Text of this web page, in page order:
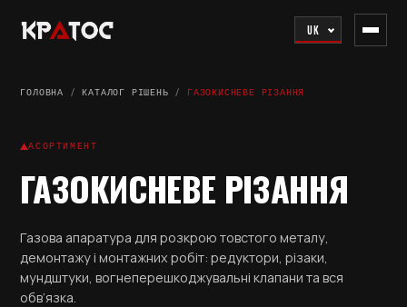
UK
ГОЛОВНА /КАТАЛОГ РІШЕНЬ / ГАЗОКИСНЕВЕ РІЗАННЯ
АСОРТИМЕНТ
ГАЗОКИСНЕВЕ РІЗАННЯ
Газова апаратура для розкрою товстого металу,
демонтажу і монтажних робіт: редуктори, різаки,
мундштуки, вогнеперешкоджувальні клапани та вся
обв’язка.